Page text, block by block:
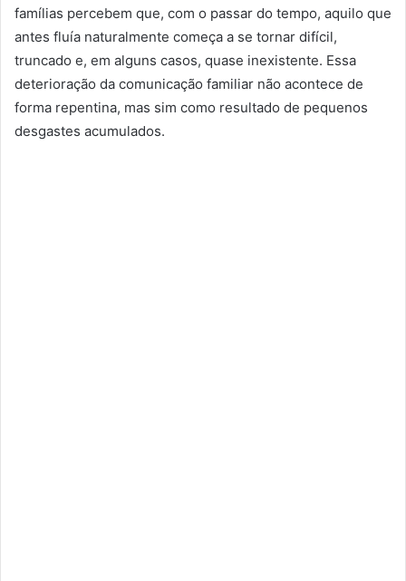
famílias percebem que, com o passar do tempo, aquilo que
antes fluía naturalmente começa a se tornar difícil,
truncado e, em alguns casos, quase inexistente. Essa
deterioração da comunicação familiar não acontece de
forma repentina, mas sim como resultado de pequenos
desgastes acumulados.